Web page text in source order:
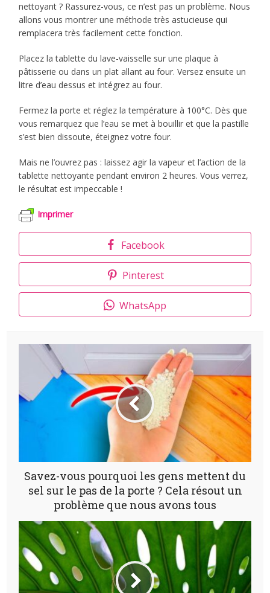
nettoyant ? Rassurez-vous, ce n’est pas un problème. Nous
allons vous montrer une méthode très astucieuse qui
remplacera très facilement cette fonction.
Placez la tablette du lave-vaisselle sur une plaque à
pâtisserie ou dans un plat allant au four. Versez ensuite un
litre d’eau dessus et intégrez au four.
Fermez la porte et réglez la température à 100°C. Dès que
vous remarquez que l’eau se met à bouillir et que la pastille
s’est bien dissoute, éteignez votre four.
Mais ne l’ouvrez pas : laissez agir la vapeur et l’action de la
tablette nettoyante pendant environ 2 heures. Vous verrez,
le résultat est impeccable !
Imprimer
Facebook
Pinterest
WhatsApp
Savez-vous pourquoi les gens mettent du
sel sur le pas de la porte ? Cela résout un
problème que nous avons tous